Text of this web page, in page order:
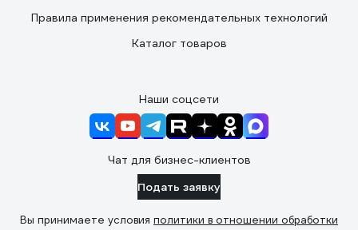
Правила применения рекомендательных технологий
Каталог товаров
Наши соцсети
Чат для бизнес-клиентов
Подать заявку
Вы принимаете условия политики в отношении обработки